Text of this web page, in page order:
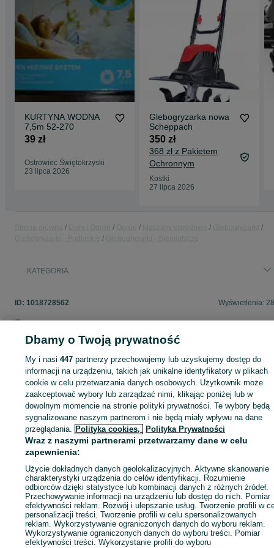
KURTYNA WODNA
7,5m 52-270
39 zł
Ostrowiec Świętokrzyski
23 lipca 2026
Glebogryzarka nowa
Scheppach
350 zł
368 zł z Pakietem
Ochronnym
Kostki
27 lipca 2026
KATEGORIA
ID: 1018728562 Wyświetlenia:
Zaloguj się lub załóż konto na OLX, aby skontaktować się z
sprzedającym
Zaloguj się / Załóż konto
Zadzwoń / SMS Wyślij wiadomość
Dbamy o Twoją prywatność
My i nasi447 partnerzy przechowujemy lub uzyskujemy dostęp do
informacji na urządzeniu, takich jak unikalne identyfikatory w plikach
cookie w celu przetwarzania danych osobowych. Użytkownik może
zaakceptować wybory lub zarządzać nimi, klikając poniżej lub w
dowolnym momencie na stronie polityki prywatności. Te wybory będą
sygnalizowane naszym partnerom i nie będą miały wpływu na dane
przeglądania. Polityka cookies, Polityka Prywatności
Wraz z naszymi partnerami przetwarzamy dane w celu
zapewnienia:
Użycie dokładnych danych geolokalizacyjnych. Aktywne skanowanie
charakterystyki urządzenia do celów identyfikacji. Rozumienie
odbiorców dzięki statystyce lub kombinacji danych z różnych źródeł.
Przechowywanie informacji na urządzeniu lub dostęp do nich. Pomiar
efektywności reklam. Rozwój i ulepszanie usług. Tworzenie profili w
personalizacji treści. Tworzenie profili w celu spersonalizowanych
reklam. Wykorzystywanie ograniczonych danych do wyboru reklam.
Wykorzystywanie ograniczonych danych do wyboru treści. Pomiar
efektywności treści. Wykorzystanie profili do wyboru